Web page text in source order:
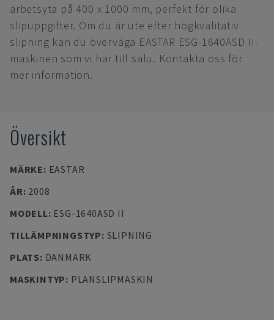
arbetsyta på 400 x 1000 mm, perfekt för olika
slipuppgifter. Om du är ute efter högkvalitativ
slipning kan du överväga EASTAR ESG-1640ASD II-
maskinen som vi har till salu. Kontakta oss för
mer information.
Översikt
MÄRKE: EASTAR
ÅR: 2008
MODELL: ESG-1640ASD II
TILLÄMPNINGSTYP: SLIPNING
PLATS: DANMARK
MASKINTYP: PLANSLIPMASKIN